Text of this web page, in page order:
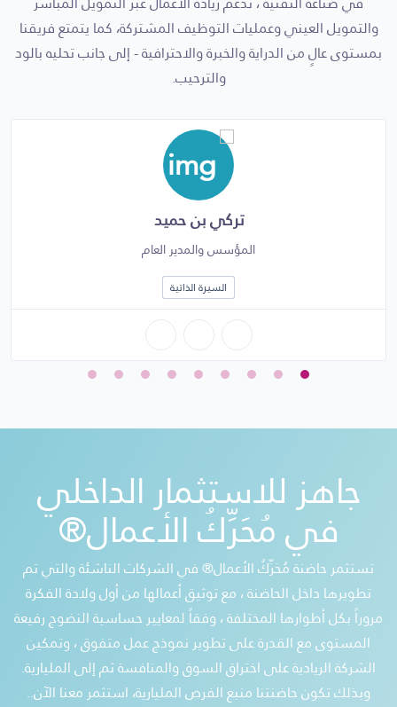
والتمويل العيني وعمليات التوظيف المشتركة، كما يتمتع فريقنا
بمستوى عالٍ من الدراية والخبرة والاحترافية - إلى جانب تحليه بالود
والترحيب.
تركي بن حميد
المؤسس والمدير العام
السيرة الذاتية
جاهز للاستثمار الداخلي
في مُحَرِّكُ الأعمال®
تستثمر حاضنة مُحَرِّكُ الأعمال® في الشركات الناشئة والتي تم
تطويرها داخل الحاضنة ، مع توثيق أعمالها من أول ولادة الفكرة
مروراً بكل أطوارها المختلفة ، وفقاً لمعايير حساسية النضوج رفيعة
المستوى مع القدرة على تطوير نموذج عمل متفوق ، وتمكين
الشركة الريادية على اختراق السوق والمنافسة ثم إلى المليارية.
وبذلك تكون حاضنتنا منبع الفرص المليارية، استثمر معنا الآن..